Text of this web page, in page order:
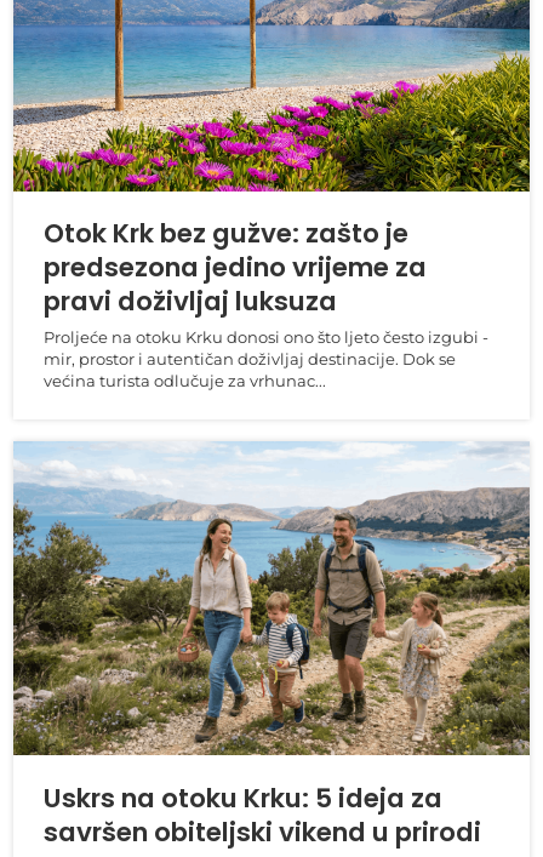
Otok Krk bez gužve: zašto je
predsezona jedino vrijeme za
pravi doživljaj luksuza
Proljeće na otoku Krku donosi ono što ljeto često izgubi -
mir, prostor i autentičan doživljaj destinacije. Dok se
većina turista odlučuje za vrhunac...
Uskrs na otoku Krku: 5 ideja za
savršen obiteljski vikend u prirodi